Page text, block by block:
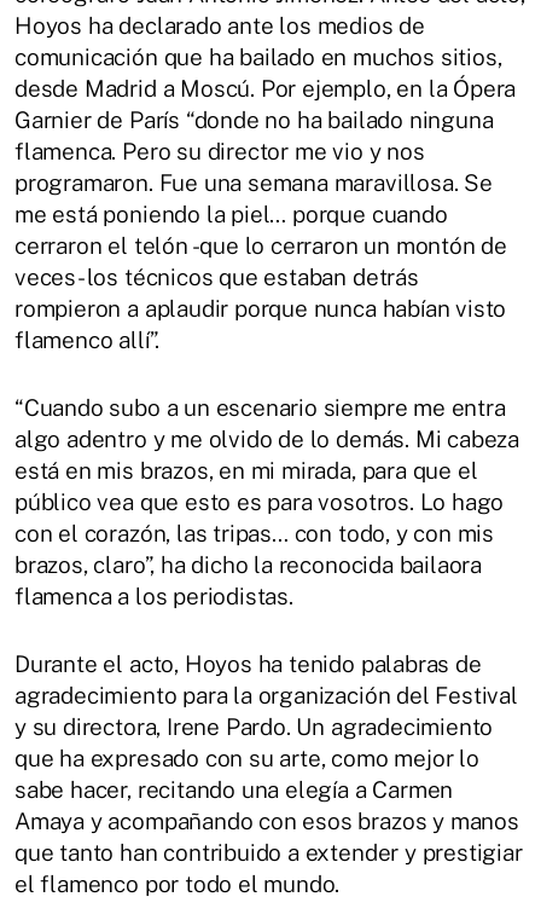
Hoyos ha declarado ante los medios de
comunicación que ha bailado en muchos sitios,
desde Madrid a Moscú. Por ejemplo, en la Ópera
Garnier de París “donde no ha bailado ninguna
flamenca. Pero su director me vio y nos
programaron. Fue una semana maravillosa. Se
me está poniendo la piel… porque cuando
cerraron el telón -que lo cerraron un montón de
veces- los técnicos que estaban detrás
rompieron a aplaudir porque nunca habían visto
flamenco allí”.
“Cuando subo a un escenario siempre me entra
algo adentro y me olvido de lo demás. Mi cabeza
está en mis brazos, en mi mirada, para que el
público vea que esto es para vosotros. Lo hago
con el corazón, las tripas… con todo, y con mis
brazos, claro”, ha dicho la reconocida bailaora
flamenca a los periodistas.
Durante el acto, Hoyos ha tenido palabras de
agradecimiento para la organización del Festival
y su directora, Irene Pardo. Un agradecimiento
que ha expresado con su arte, como mejor lo
sabe hacer, recitando una elegía a Carmen
Amaya y acompañando con esos brazos y manos
que tanto han contribuido a extender y prestigiar
el flamenco por todo el mundo.